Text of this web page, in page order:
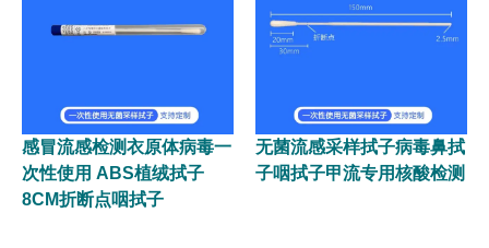
感冒流感检测衣原体病毒一
次性使用 ABS植绒拭子
8CM折断点咽拭子
无菌流感采样拭子病毒鼻拭
子咽拭子甲流专用核酸检测